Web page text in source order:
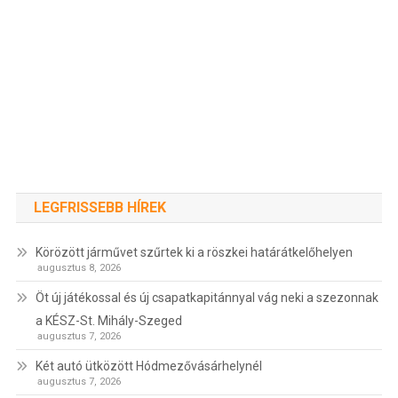
LEGFRISSEBB HÍREK
Körözött járművet szűrtek ki a röszkei határátkelőhelyen
augusztus 8, 2026
Öt új játékossal és új csapatkapitánnyal vág neki a szezonnak
a KÉSZ-St. Mihály-Szeged
augusztus 7, 2026
Két autó ütközött Hódmezővásárhelynél
augusztus 7, 2026